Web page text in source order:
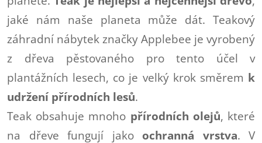
jaké nám naše planeta může dát. Teakový
záhradní nábytek značky Applebee je vyrobený
z dřeva pěstovaného pro tento účel v
plantážních lesech, co je velký krok směrem k
udržení přírodních lesů.
Teak obsahuje mnoho přírodních olejů, které
na dřeve fungují jako ochranná vrstva. V